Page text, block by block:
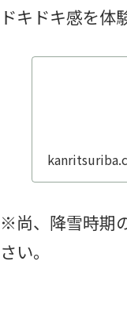
ドキドキ感を体
※尚、降雪時期
さい。